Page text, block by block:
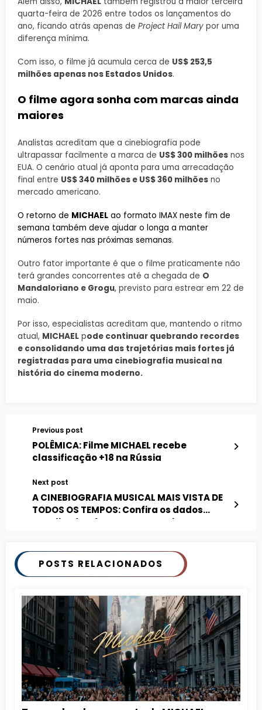
quarta-feira de 2026 entre todos os lançamentos do
ano, ficando atrás apenas de Project Hail Mary por uma
diferença mínima.
Com isso, o filme já acumula cerca de US$ 253,5
milhões apenas nos Estados Unidos.
O filme agora sonha com marcas ainda
maiores
Analistas acreditam que a cinebiografia pode
ultrapassar facilmente a marca de US$ 300 milhões nos
EUA. O cenário atual já aponta para uma arrecadação
final entre US$ 340 milhões e US$ 360 milhões no
mercado americano.
O retorno de MICHAEL ao formato IMAX neste fim de
semana também deve ajudar o longa a manter
números fortes nas próximas semanas.
Outro fator importante é que o filme praticamente não
terá grandes concorrentes até a chegada de O
Mandaloriano e Grogu, previsto para estrear em 22 de
maio.
Por isso, especialistas acreditam que, mantendo o ritmo
atual, MICHAEL pode continuar quebrando recordes
e consolidando uma das trajetórias mais fortes já
registradas para uma cinebiografia musical na
história do cinema moderno.
Previous post
POLÊMICA: Filme MICHAEL recebe
classificação +18 na Rússia
Next post
A CINEBIOGRAFIA MUSICAL MAIS VISTA DE
TODOS OS TEMPOS: Confira os dados
atualizados de MICHAEL nos cinemas
POSTS RELACIONADOS